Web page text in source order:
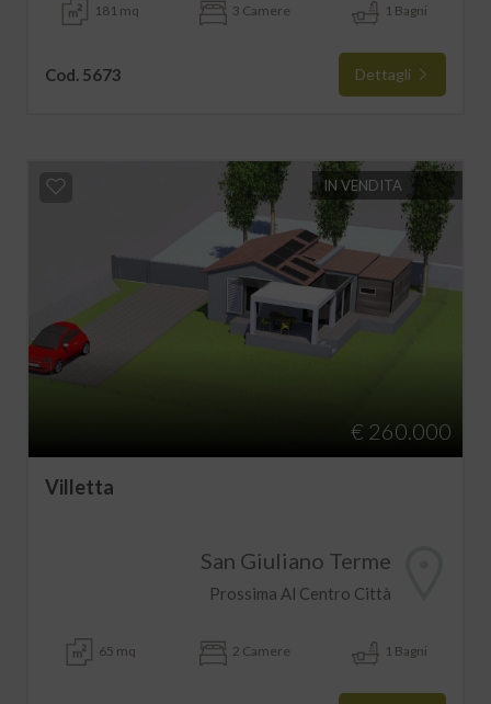
181 mq 3 Camere 1 Bagni
Cod. 5673 Dettagli
IN VENDITA
€ 260.000
Villetta
San Giuliano Terme
Prossima Al Centro Città
65 mq 2 Camere 1 Bagni